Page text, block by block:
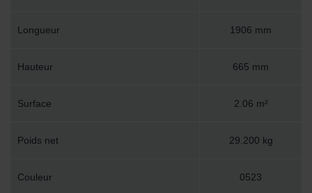
Longueur 1906 mm
Hauteur 665 mm
Surface 2.06 m²
Poids net 29.200 kg
Couleur 0523